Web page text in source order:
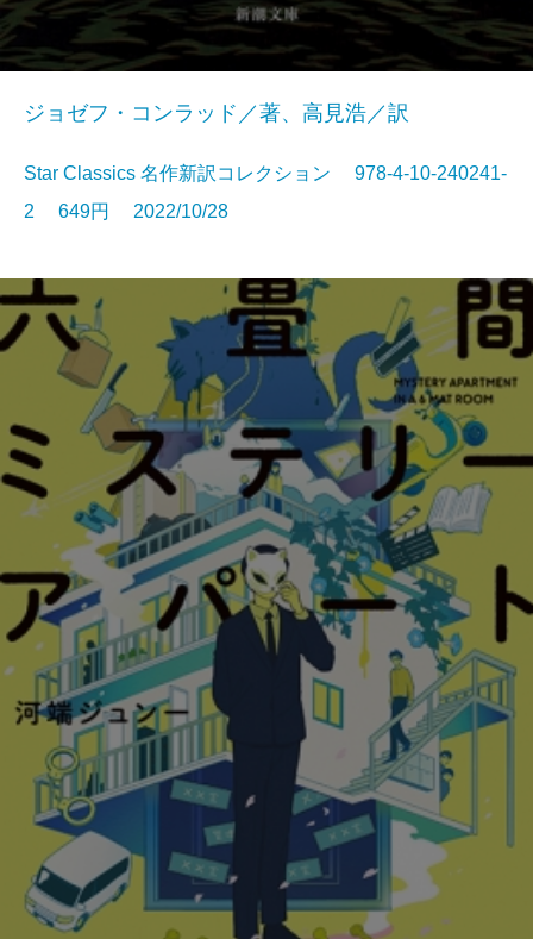
ジョゼフ・コンラッド／著、高見浩／訳
Star Classics 名作新訳コレクション 978-4-10-240241-
2 649円 2022/10/28